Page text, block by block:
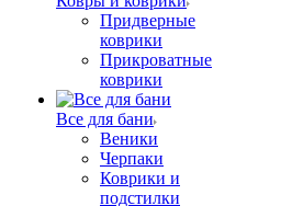
Придверные
коврики
Прикроватные
коврики
Все для бани
Веники
Черпаки
Коврики и
подстилки